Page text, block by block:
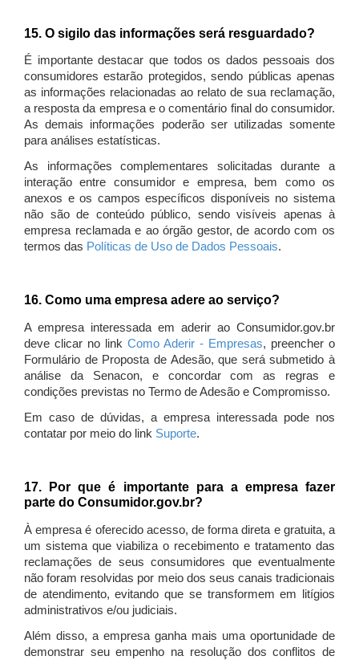
15. O sigilo das informações será resguardado?
É importante destacar que todos os dados pessoais dos
consumidores estarão protegidos, sendo públicas apenas
as informações relacionadas ao relato de sua reclamação,
a resposta da empresa e o comentário final do consumidor.
As demais informações poderão ser utilizadas somente
para análises estatísticas.
As informações complementares solicitadas durante a
interação entre consumidor e empresa, bem como os
anexos e os campos específicos disponíveis no sistema
não são de conteúdo público, sendo visíveis apenas à
empresa reclamada e ao órgão gestor, de acordo com os
termos das Políticas de Uso de Dados Pessoais.
16. Como uma empresa adere ao serviço?
A empresa interessada em aderir ao Consumidor.gov.br
deve clicar no link Como Aderir - Empresas, preencher o
Formulário de Proposta de Adesão, que será submetido à
análise da Senacon, e concordar com as regras e
condições previstas no Termo de Adesão e Compromisso.
Em caso de dúvidas, a empresa interessada pode nos
contatar por meio do link Suporte.
17. Por que é importante para a empresa fazer
parte do Consumidor.gov.br?
À empresa é oferecido acesso, de forma direta e gratuita, a
um sistema que viabiliza o recebimento e tratamento das
reclamações de seus consumidores que eventualmente
não foram resolvidas por meio dos seus canais tradicionais
de atendimento, evitando que se transformem em litígios
administrativos e/ou judiciais.
Além disso, a empresa ganha mais uma oportunidade de
demonstrar seu empenho na resolução dos conflitos de